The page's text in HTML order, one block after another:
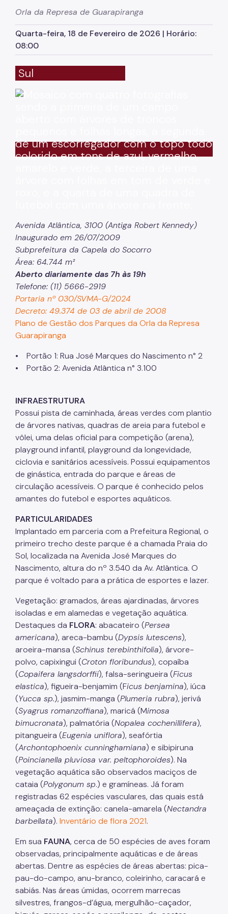
Parques Urbanos
Parques Concessionados
Trilha Interparques
Programação
Biosampa
Projetos Urbanos
Informações Ambientais
Licenciamento Ambiental
Licenciamento Ambiental Não-Industrial
Áreas Contaminadas
Produtos Perigosos
TCA - Termo de Compromisso Ambiental
Motogeradores
IPVA
Fiscalização Ambiental
Defesa e Valorização Ambiental
TAC - Termo de Ajustamento de Conduta
Mudanças Climáticas
Comitê do Clima
Inventário de GEE
Plano de Ação Climática
COMFROTA-SP
Mata Atlântica
Arborização Urbana
Áreas Protegidas, Áreas Verdes e Espaços Livres
Plano de Ação Climática
Serviços Ambientais
Educação Ambiental
Programas
Município VerdeAzul
Resíduos Sólidos
Legislação
Biblioteca
Ouvidoria Geral
Orla da Represa de Guarapiranga
Quarta-feira, 18 de Fevereiro de 2026 | Horário:
08:00
Sul
Avenida Atlântica, 3100 (Antiga Robert Kennedy)
Inaugurado em 26/07/2009
Subprefeitura da Capela do Socorro
Área: 64.744 m²
Aberto diariamente das 7h às 19h
Telefone: (11) 5666-2919
Portaria nº 030/SVMA-G/2024
Decreto: 49.374 de 03 de abril de 2008
Plano de Gestão dos Parques da Orla da Represa
Guarapiranga
• Portão 1: Rua José Marques do Nascimento n° 2
• Portão 2: Avenida Atlântica n° 3.100
INFRAESTRUTURA
Possui pista de caminhada, áreas verdes com plantio
de árvores nativas, quadras de areia para futebol e
vôlei, uma delas oficial para competição (arena),
playground infantil, playground da longevidade,
ciclovia e sanitários acessíveis. Possui equipamentos
de ginástica, entrada do parque e áreas de
circulação acessíveis. O parque é conhecido pelos
amantes do futebol e esportes aquáticos.
PARTICULARIDADES
Implantado em parceria com a Prefeitura Regional, o
primeiro trecho deste parque é a chamada Praia do
Sol, localizada na Avenida José Marques do
Nascimento, altura do nº 3.540 da Av. Atlântica. O
parque é voltado para a prática de esportes e lazer.
Vegetação: gramados, áreas ajardinadas, árvores
isoladas e em alamedas e vegetação aquática.
Destaques da FLORA: abacateiro (Persea
americana), areca-bambu (Dypsis lutescens),
aroeira-mansa (Schinus terebinthifolia), árvore-
polvo, capixingui (Croton floribundus), copaíba
(Copaifera langsdorffii), falsa-seringueira (Ficus
elastica), figueira-benjamim (Ficus benjamina), iúca
(Yucca sp.), jasmim-manga (Plumeria rubra), jerivá
(Syagrus romanzoffiana), maricá (Mimosa
bimucronata), palmatória (Nopalea cochenillifera),
pitangueira (Eugenia uniflora), seafórtia
(Archontophoenix cunninghamiana) e sibipiruna
(Poincianella pluviosa var. peltophoroides). Na
vegetação aquática são observados maciços de
cataia (Polygonum sp.) e gramíneas. Já foram
registradas 62 espécies vasculares, das quais está
ameaçada de extinção: canela-amarela (Nectandra
barbellata). Inventário de flora 2021.
Em sua FAUNA, cerca de 50 espécies de aves foram
observadas, principalmente aquáticas e de áreas
abertas. Dentre as espécies de áreas abertas: pica-
pau-do-campo, anu-branco, coleirinho, caracará e
sabiás. Nas áreas úmidas, ocorrem marrecas
silvestres, frangos-d’água, mergulhão-caçador,